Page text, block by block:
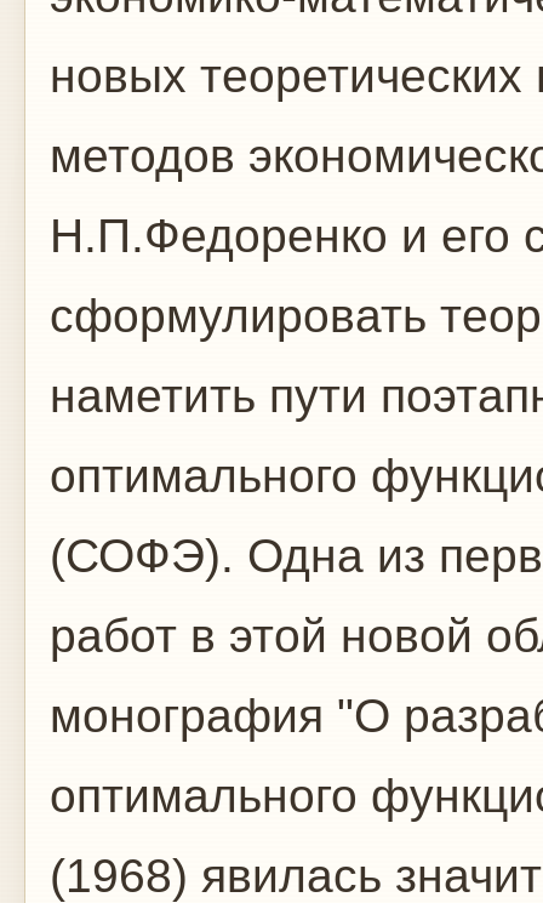
новых
методов
Н.П.Федоренко и его
сформулировать
наметить пути
оптимального
(СОФЭ). Одна из
работ в этой новой
монография "О
оптимального
(1968) явилась